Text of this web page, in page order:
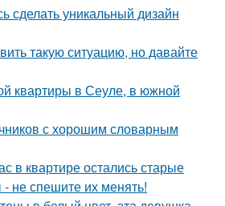
сделать уникальный дизайн
такую ситуацию, но давайте
квартиры в Сеуле, в южной
с хорошим словарным
в квартире остались старые
не спешите их менять!